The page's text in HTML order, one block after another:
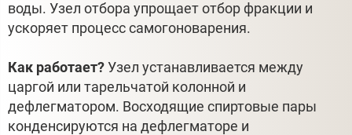
воды. Узел отбора упрощает отбор фракции и
ускоряет процесс самогоноварения.
Как работает? Узел устанавливается между
царгой или тарельчатой колонной и
дефлегматором. Восходящие спиртовые пары
конденсируются на дефлегматоре и